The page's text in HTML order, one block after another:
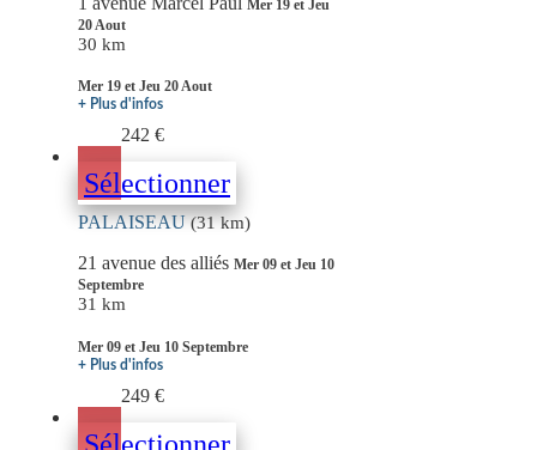
Mer 19 et Jeu
20 Aout
30 km
Mer 19 et Jeu 20 Aout
+ Plus d'infos
242 €
Sélectionner
PALAISEAU(31 km)
21 avenue des alliés Mer 09 et Jeu 10
Septembre
31 km
Mer 09 et Jeu 10 Septembre
+ Plus d'infos
249 €